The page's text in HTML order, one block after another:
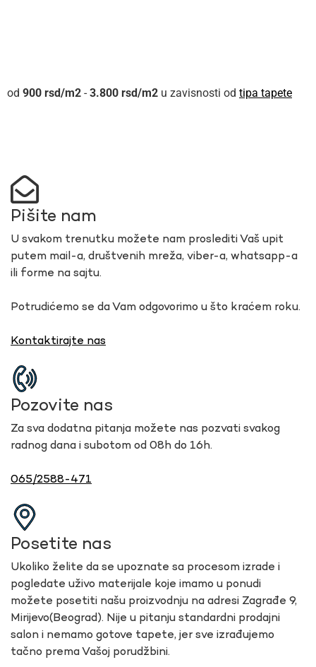
900 rsd - 3.800 rsd u zavisnosti od tipa tapete
Pišite nam
U svakom trenutku možete nam proslediti Vaš upit
putem mail-a, društvenih mreža, viber-a, whatsapp-a
ili forme na sajtu.
Potrudićemo se da Vam odgovorimo u što kraćem roku.
Kontaktirajte nas
Pozovite nas
Za sva dodatna pitanja možete nas pozvati svakog
radnog dana i subotom od 08h do 16h.
065/2588-471
Posetite nas
Ukoliko želite da se upoznate sa procesom izrade i
pogledate uživo materijale koje imamo u ponudi
možete posetiti našu proizvodnju na adresi Zagrađe 9,
Mirijevo(Beograd). Nije u pitanju standardni prodajni
salon i nemamo gotove tapete, jer sve izrađujemo
tačno prema Vašoj porudžbini.